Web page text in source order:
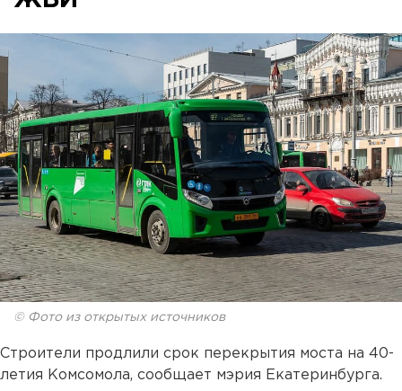
© Фото из открытых источников
Строители продлили срок перекрытия моста на 40-
летия Комсомола, сообщает мэрия Екатеринбурга.